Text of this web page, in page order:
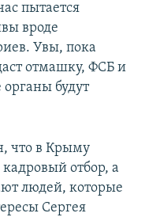
пытается
вроде
Увы, пока
отмашку, ФСБ и
будут
что в Крыму
кадровый отбор, а
людей, которые
Сергея